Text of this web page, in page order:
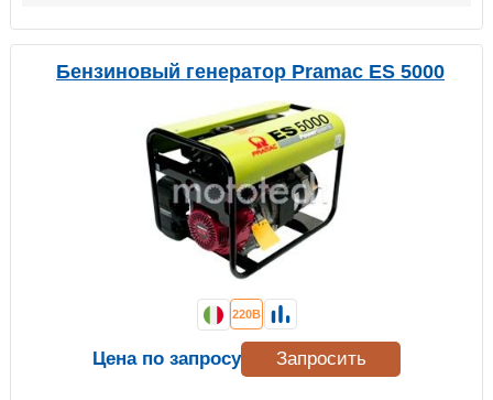
Бензиновый генератор Pramac ES 5000
220В
Цена по запросу Запросить